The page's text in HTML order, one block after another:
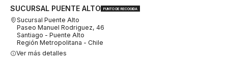
SUCURSAL PUENTE ALTO PUNTO DE RECOGIDA
Sucursal Puente Alto
Paseo Manuel Rodriguez, 46
Santiago - Puente Alto
Región Metropolitana - Chile
Ver más detalles